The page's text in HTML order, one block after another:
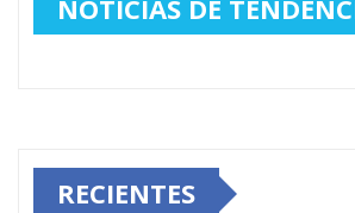
NOTICIAS DE
RECIENTES